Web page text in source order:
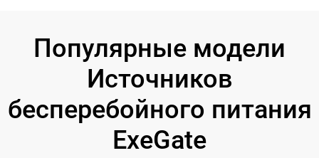
Популярные модели
Источников
бесперебойного питания
ExeGate